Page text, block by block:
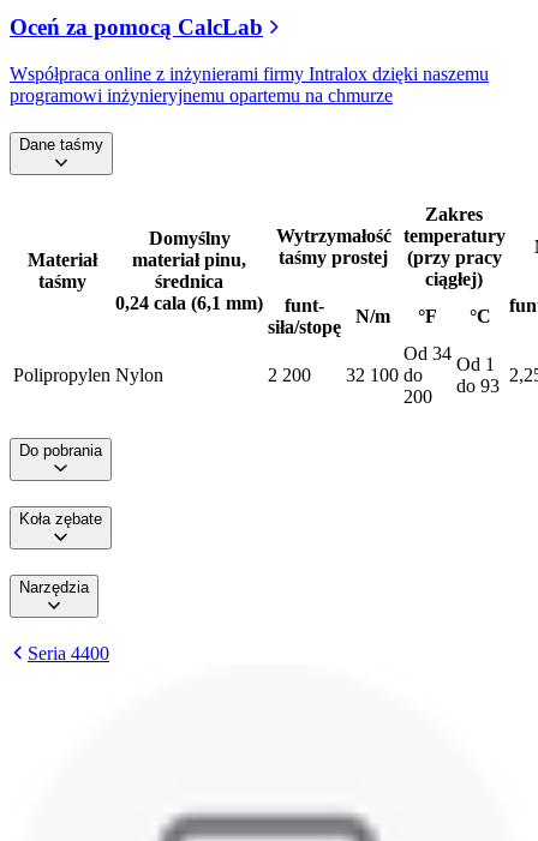
Oceń za pomocą CalcLab
Współpraca online z inżynierami firmy Intralox dzięki naszemu
programowi inżynieryjnemu opartemu na chmurze
Dane taśmy
Materiał
taśmy
Domyślny
materiał pinu,
średnica
0,24 cala (6,1 mm)
Wytrzymałość
taśmy prostej
Zakres
temperatury
(przy pracy
ciągłej)
funt-
siła/stopę
N/m °F °C
Polipropylen Nylon 2 200 32 100
Od 34
do
200
Od 1
do 93
Do pobrania
Koła zębate
Narzędzia
Seria 4400